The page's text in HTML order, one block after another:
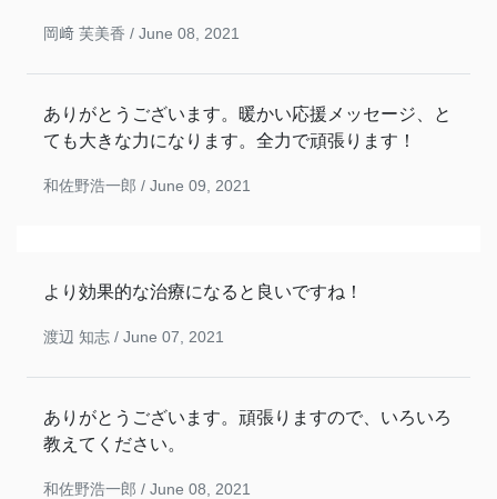
岡﨑 芙美香 / June 08, 2021
ありがとうございます。暖かい応援メッセージ、と
ても大きな力になります。全力で頑張ります！
和佐野浩一郎 / June 09, 2021
より効果的な治療になると良いですね！
渡辺 知志 / June 07, 2021
ありがとうございます。頑張りますので、いろいろ
教えてください。
和佐野浩一郎 / June 08, 2021